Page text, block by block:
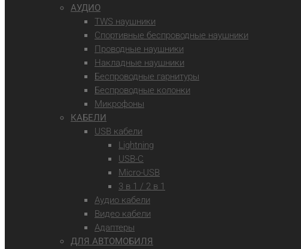
АУДИО
TWS наушники
Спортивные беспроводные наушники
Проводные наушники
Накладные наушники
Беспроводные гарнитуры
Беспроводные колонки
Микрофоны
КАБЕЛИ
USB кабели
Lightning
USB-C
Micro-USB
3 в 1 / 2 в 1
Аудио кабели
Видео кабели
Адаптеры
ДЛЯ АВТОМОБИЛЯ